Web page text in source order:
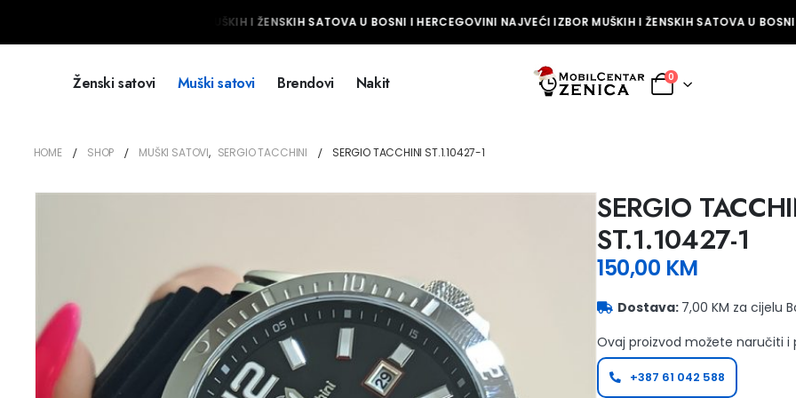
NAJVEĆI IZBOR MUŠKIH I ŽENSKIH SATOVA U BOSNI I HERCEGOVINI NAJVEĆI IZBOR MUŠKIH I ŽENSKIH SATOVA U
Ženski satovi Muški satovi Brendovi Nakit 0
HOME SHOP MUŠKI SATOVI, SERGIO TACCHINI SERGIO TACCHINI ST.1.10427-1
SERGIO
ST.1.10427-1
150,00 KM
Dostava: 7,00 KM za cijelu
Ovaj proizvod možete naručiti
+387 61 042 588